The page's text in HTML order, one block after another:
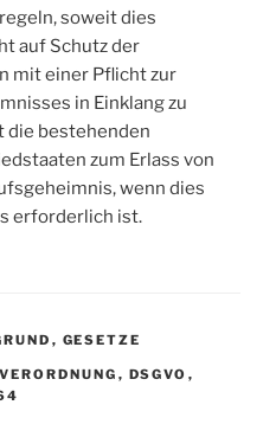
soweit dies
auf Schutz der
mit einer Pflicht zur
in Einklang zu
die bestehenden
zum Erlass von
wenn dies
erforderlich ist.
, GESETZE
, DSGVO ,